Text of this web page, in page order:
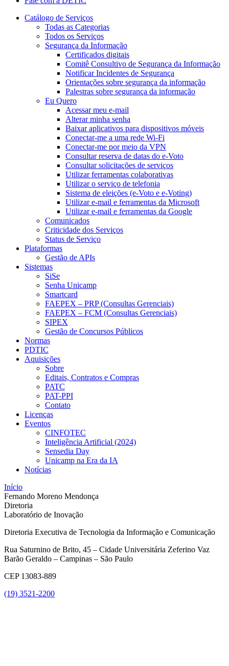
Catálogo de Serviços
Todas as Categorias
Todos os Serviços
Segurança da Informação
Certificados digitais
Comitê Consultivo de Segurança da Informação
Notificar Incidentes de Segurança
Orientações sobre segurança da informação
Palestras sobre segurança da informação
Eu Quero
Acessar meu e-mail
Alterar minha senha
Baixar aplicativos para dispositivos móveis
Conectar-me a uma rede Wi-Fi
Conectar-me por meio da VPN
Consultar reserva de datas do e-Voto
Consultar solicitações de serviços
Utilizar ferramentas colaborativas
Utilizar o serviço de telefonia
Sistema de eleições (e-Voto e e-Voting)
Utilizar e-mail e ferramentas da Microsoft
Utilizar e-mail e ferramentas da Google
Comunicados
Criticidade dos Serviços
Status de Serviço
Plataformas
Gestão de APIs
Sistemas
SiSe
Senha Unicamp
Smartcard
FAEPEX – PRP (Consultas Gerenciais)
FAEPEX – FCM (Consultas Gerenciais)
SIPEX
Gestão de Concursos Públicos
Normas
PDTIC
Aquisições
Sobre
Editais, Contratos e Compras
PATC
PAT-PPI
Contato
Licenças
Eventos
CINFOTEC
Inteligência Artificial (2024)
Sensedia Day
Unicamp na Era da IA
Notícias
Início
Fernando Moreno Mendonça
Diretoria
Laboratório de Inovação
Diretoria Executiva de Tecnologia da Informação e Comunicação
Rua Saturnino de Brito, 45 – Cidade Universitária Zeferino Vaz
Barão Geraldo – Campinas – São Paulo
CEP 13083-889
(19) 3521-2200